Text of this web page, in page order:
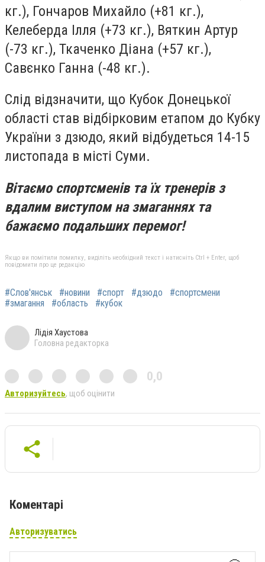
кг.), Гончаров Михайло (+81 кг.),
Келеберда Ілля (+73 кг.), Вяткин Артур
(-73 кг.), Ткаченко Діана (+57 кг.),
Савєнко Ганна (-48 кг.).
Слід відзначити, що Кубок Донецької
області став відбірковим етапом до Кубку
України з дзюдо, який відбудеться 14-15
листопада в місті Суми.
Вітаємо спортсменів та їх тренерів з
вдалим виступом на змаганнях та
бажаємо подальших перемог!
Якщо ви помітили помилку, виділіть необхідний текст і натисніть Ctrl + Enter, щоб
повідомити про це редакцію
#Слов'янськ #новини #спорт #дзюдо
#спортсмени
#змагання
#область #кубок
Лідія Хаустова
Головна редакторка
0,0
Авторизуйтесь, щоб оцінити
Коментарі
Авторизуватись